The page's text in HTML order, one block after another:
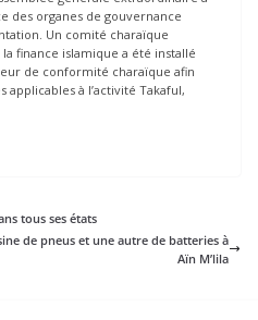
des organes de gouvernance
Un comité charaïque
finance islamique a été installé
de conformité charaïque afin
applicables à l’activité Takaful,
tous ses états
de pneus et une autre de batteries à
Aïn M’lila